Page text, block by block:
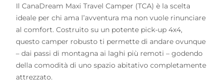
Il CanaDream Maxi Travel Camper (TCA) è la scelta
ideale per chi ama l’avventura ma non vuole rinunciare
al comfort. Costruito su un potente pick-up 4x4,
questo camper robusto ti permette di andare ovunque
– dai passi di montagna ai laghi più remoti – godendo
della comodità di uno spazio abitativo completamente
attrezzato.